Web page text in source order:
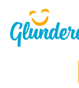
Ga
naar